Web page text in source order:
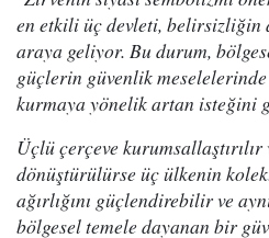
en etkili üç devleti, belirsizliğin
araya geliyor. Bu durum,
güçlerin güvenlik
kurmaya yönelik artan isteğini
Üçlü çerçeve
dönüştürülürse üç ülkenin
ağırlığını güçlendirebilir ve
bölgesel temele dayanan bir